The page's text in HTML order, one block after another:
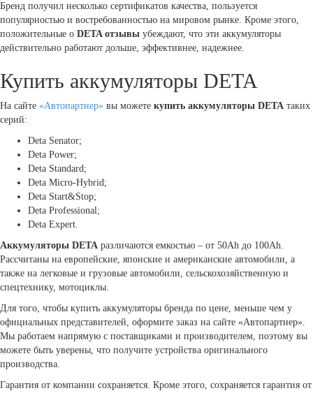
Бренд получил несколько сертификатов качества, пользуется
популярностью и востребованностью на мировом рынке. Кроме этого,
положительные о DETA отзывы убеждают, что эти аккумуляторы
действительно работают дольше, эффективнее, надежнее.
Купить аккумуляторы DETA
На сайте «Автопартнер» вы можете купить аккумуляторы DETA таких
серий:
Deta Senator;
Deta Power;
Deta Standard;
Deta Micro-Hybrid;
Deta Start&Stop;
Deta Professional;
Deta Expert.
Аккумуляторы DETA различаются емкостью – от 50Ah до 100Ah.
Рассчитаны на европейские, японские и американские автомобили, а
также на легковые и грузовые автомобили, сельскохозяйственную и
спецтехнику, мотоциклы.
Для того, чтобы купить аккумуляторы бренда по цене, меньше чем у
официальных представителей, оформите заказ на сайте «Автопартнер».
Мы работаем напрямую с поставщиками и производителем, поэтому вы
можете быть уверены, что получите устройства оригинального
производства.
Гарантия от компании сохраняется. Кроме этого, сохраняется гарантия от